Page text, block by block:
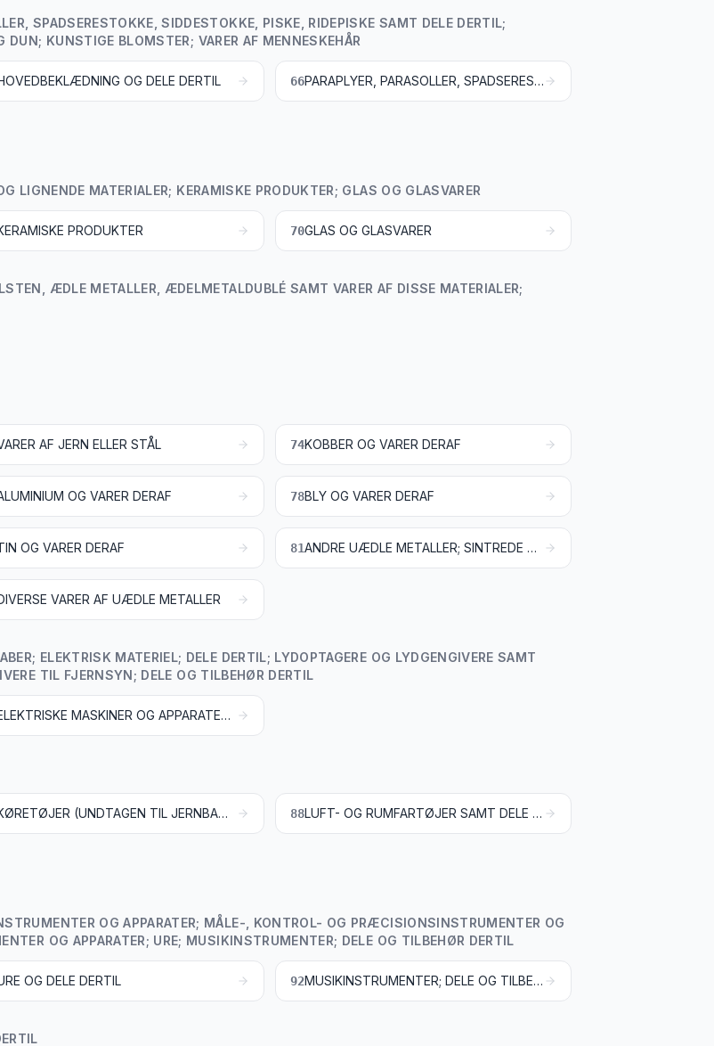
SPADSERESTOKKE, SIDDESTOKKE, PISKE, RIDEPISKE SAMT DELE DERTIL;
DUN; KUNSTIGE BLOMSTER; VARER AF MENNESKEHÅR
OG DELE DERTIL 66 PARAPLYER, PARASOLLER, SPADSERESTOKKE, SIDDESTOKKE, PISKE, RIDEPISKE SAMT DELE DERTIL
LIGNENDE MATERIALER; KERAMISKE PRODUKTER; GLAS OG GLASVARER
PRODUKTER 70GLAS OG GLASVARER
ÆDLE METALLER, ÆDELMETALDUBLÉ SAMT VARER AF DISSE MATERIALER;
AF JERN ELLER STÅL 74KOBBER OG VARER DERAF
OG VARER DERAF 78BLY OG VARER DERAF
OG VARER DERAF 81 ANDRE UÆDLE METALLER; SINTREDE KERAMISKE METALLER (CERMETS); VARER AF DISSE MATERIALER
VARER AF UÆDLE METALLER
ELEKTRISK MATERIEL; DELE DERTIL; LYDOPTAGERE OG LYDGENGIVERE SAMT
TIL FJERNSYN; DELE OG TILBEHØR DERTIL
ELEKTRISKE MASKINER OG APPARATER, ELEKTRISK MATERIEL SAMT DELE DERTIL; LYDOPTAGERE OG LYDGENGIVERE SAMT BILLED- OG LYDOPTAGERE OG BILLED- OG LYDGENGIVERE TIL FJERNSYN SAMT DELE OG TILBEHØR DERTIL
KØRETØJER (UNDTAGEN TIL JERNBANER OG SPORVEJE) SAMT DELE OG TILBEHØR DERTIL 88 LUFT- OG RUMFARTØJER SAMT DELE DERTIL
OG APPARATER; MÅLE-, KONTROL- OG PRÆCISIONSINSTRUMENTER OG
OG APPARATER; URE; MUSIKINSTRUMENTER; DELE OG TILBEHØR DERTIL
OG DELE DERTIL 92 MUSIKINSTRUMENTER; DELE OG TILBEHØR DERTIL